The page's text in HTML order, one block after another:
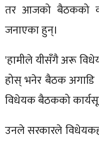
तर आजको बैठकको
जनाएका हुन्।
'हामीले यीसँगै अरू
होस् भनेर बैठक अगाडि
विधेयक बैठकको
उनले सरकारले